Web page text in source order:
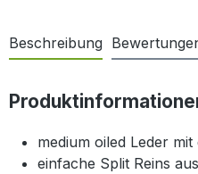
Beschreibung
medium oiled Leder
einfache Split Reins